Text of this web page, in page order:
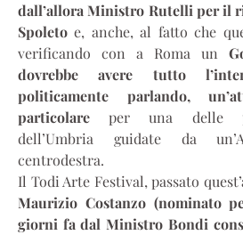
dall’allora Ministro Rutelli per il
Spoleto e, anche, al fatto che
verificando con a Roma un
dovrebbe avere tutto
politicamente parlando,
particolareper una delle
dell’Umbria guidate da
centrodestra.
Il Todi Arte Festival, passato
Maurizio Costanzo (nominato
giorni fa dal Ministro Bondi